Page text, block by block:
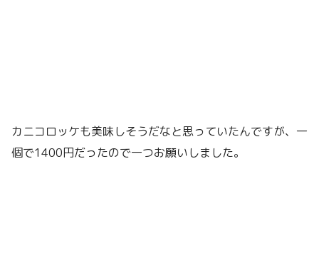
カニコロッケも美味しそうだなと思っていたんですが、一
個で1400円だったので一つお願いしました。